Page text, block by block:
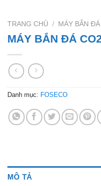
TRANG CHỦ / MÁY BẮN
MÁY BẮN ĐÁ
Danh mục: FOSECO
MÔ TẢ